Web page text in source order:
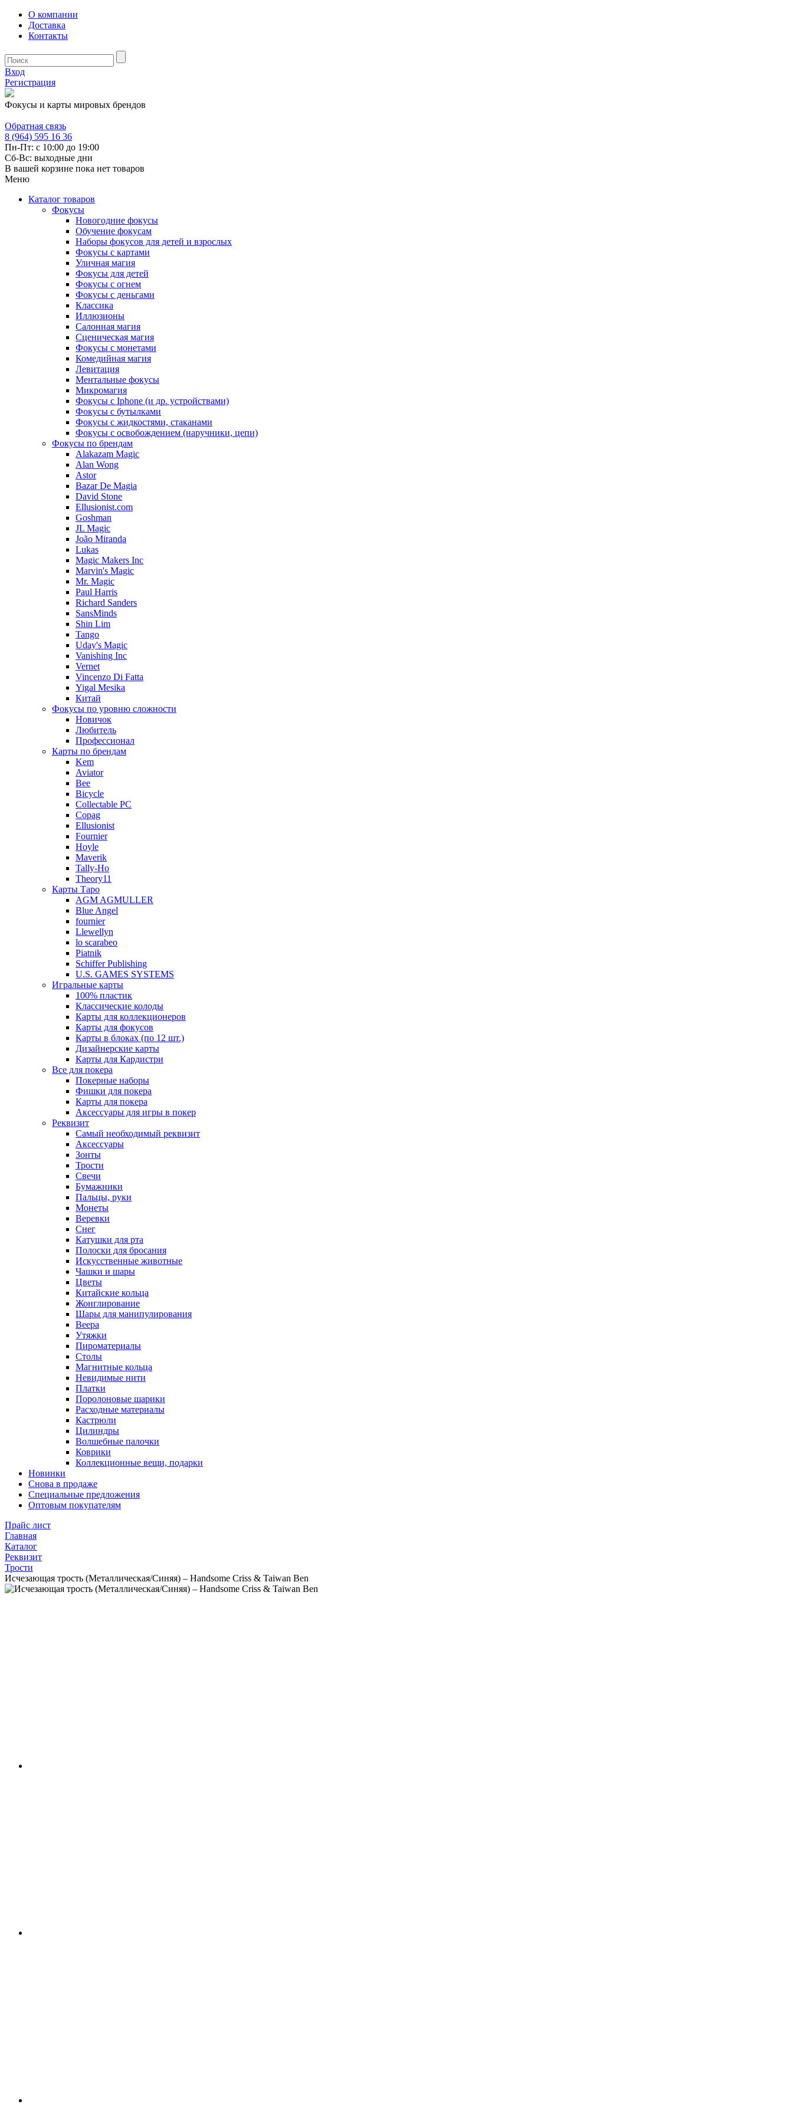
О компании
Доставка
Контакты
Вход
Регистрация
Фокусы и карты мировых брендов
Обратная связь
8 (964) 595 16 36
Пн-Пт: с 10:00 до 19:00
Сб-Вс: выходные дни
В вашей корзине пока нет товаров
Меню
Каталог товаров
Фокусы
Новогодние фокусы
Обучение фокусам
Наборы фокусов для детей и взрослых
Фокусы с картами
Уличная магия
Фокусы для детей
Фокусы с огнем
Фокусы с деньгами
Классика
Иллюзионы
Салонная магия
Сценическая магия
Фокусы с монетами
Комедийная магия
Левитация
Ментальные фокусы
Микромагия
Фокусы с Iphone (и др. устройствами)
Фокусы с бутылками
Фокусы с жидкостями, стаканами
Фокусы с освобождением (наручники, цепи)
Фокусы по брендам
Alakazam Magic
Alan Wong
Astor
Bazar De Magia
David Stone
Ellusionist.com
Goshman
JL Magic
João Miranda
Lukas
Magic Makers Inc
Marvin's Magic
Mr. Magic
Paul Harris
Richard Sanders
SansMinds
Shin Lim
Tango
Uday's Magic
Vanishing Inc
Vernet
Vincenzo Di Fatta
Yigal Mesika
Китай
Фокусы по уровню сложности
Новичок
Любитель
Профессионал
Карты по брендам
Kem
Aviator
Bee
Bicycle
Collectable PC
Copag
Ellusionist
Fournier
Hoyle
Maverik
Tally-Ho
Theory11
Карты Таро
AGM AGMULLER
Blue Angel
fournier
Llewellyn
lo scarabeo
Piatnik
Schiffer Publishing
U.S. GAMES SYSTEMS
Игральные карты
100% пластик
Классические колоды
Карты для коллекционеров
Карты для фокусов
Карты в блоках (по 12 шт.)
Дизайнерские карты
Карты для Кардистри
Все для покера
Покерные наборы
Фишки для покера
Карты для покера
Аксессуары для игры в покер
Реквизит
Самый необходимый реквизит
Аксессуары
Зонты
Трости
Свечи
Бумажники
Пальцы, руки
Монеты
Веревки
Снег
Катушки для рта
Полоски для бросания
Искусственные животные
Чашки и шары
Цветы
Китайские кольца
Жонглирование
Шары для манипулирования
Веера
Утяжки
Пироматериалы
Столы
Магнитные кольца
Невидимые нити
Платки
Поролоновые шарики
Расходные материалы
Кастрюли
Цилиндры
Волшебные палочки
Коврики
Коллекционные вещи, подарки
Новинки
Снова в продаже
Специальные предложения
Оптовым покупателям
Прайс лист
Главная
Каталог
Реквизит
Трости
Исчезающая трость (Металлическая/Синяя) – Handsome Criss & Taiwan Ben